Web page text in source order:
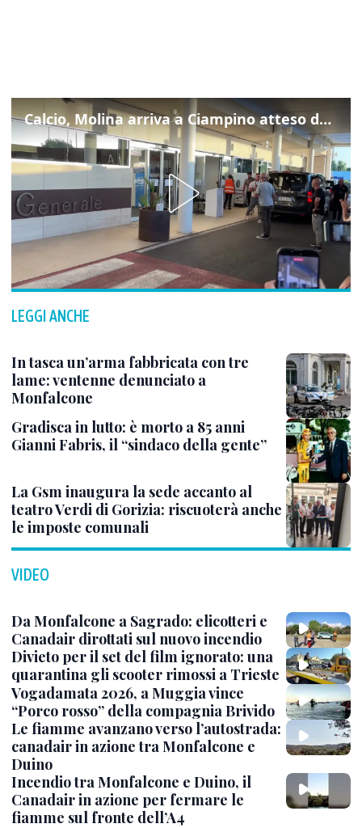
Calcio, Molina arriva a Ciampino atteso dalla Roma
LEGGI ANCHE
In tasca un’arma fabbricata con tre
lame: ventenne denunciato a
Monfalcone
Gradisca in lutto: è morto a 85 anni
Gianni Fabris, il “sindaco della gente”
La Gsm inaugura la sede accanto al
teatro Verdi di Gorizia: riscuoterà anche
le imposte comunali
VIDEO
Da Monfalcone a Sagrado: elicotteri e
Canadair dirottati sul nuovo incendio
Divieto per il set del film ignorato: una
quarantina gli scooter rimossi a Trieste
Vogadamata 2026, a Muggia vince
“Porco rosso” della compagnia Brivido
Le fiamme avanzano verso l’autostrada:
canadair in azione tra Monfalcone e
Duino
Incendio tra Monfalcone e Duino, il
Canadair in azione per fermare le
fiamme sul fronte dell’A4